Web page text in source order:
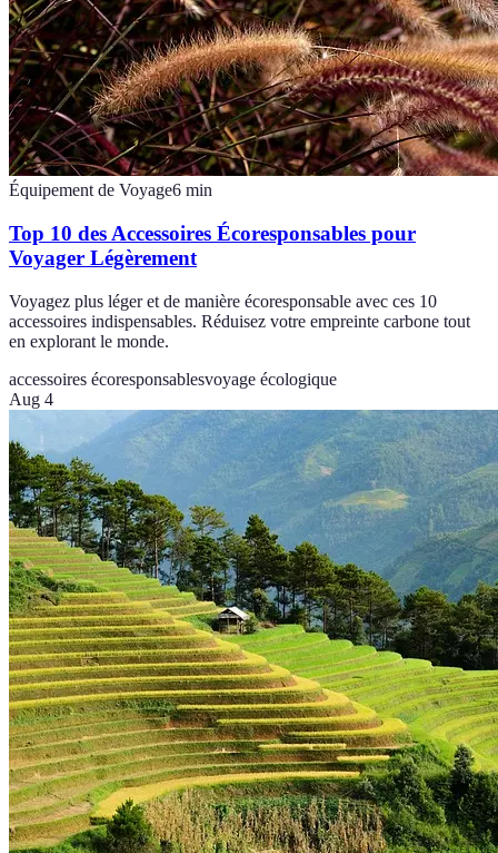
Équipement de Voyage6 min
Top 10 des Accessoires Écoresponsables pour
Voyager Légèrement
Voyagez plus léger et de manière écoresponsable avec ces 10
accessoires indispensables. Réduisez votre empreinte carbone tout
en explorant le monde.
accessoires écoresponsablesvoyage écologique
Aug 4